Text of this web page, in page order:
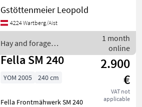
mit FQ Bock für perfekte
Bodenanpassung. Ramos
8612 TL Heckmähwerk
Lighting, pendular bracket,
q
Gstöttenmeier Leopold
4224 Wartberg/Aist
Hay and forage
equipment / Fella
1 month
online
Fella SM 240
2.900
€
VAT not
applicable
YOM 2005 240 cm
Fella Frontmähwerk SM 240